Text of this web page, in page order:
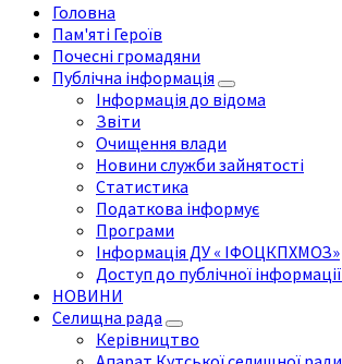
Головна
Пам'яті Героїв
Почесні громадяни
Публічна інформація
Інформація до відома
Звіти
Очищення влади
Новини служби зайнятості
Статистика
Податкова інформує
Програми
Інформація ДУ « ІФОЦКПХМОЗ»
Доступ до публічної інформації
НОВИНИ
Селищна рада
Керівництво